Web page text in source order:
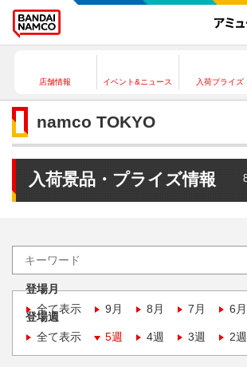
店舗情報 イベント&ニュース 入荷プライズ
namco TOKYO
入荷景品・プライズ情報
登場月
全て表示
9月 8月 7月 6月
登場週
全て表示
5週 4週 3週 2週